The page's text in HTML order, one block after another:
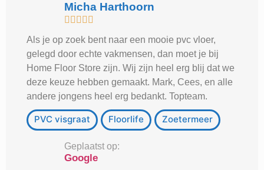
Micha Harthoorn
    
Als je op zoek bent naar een mooie pvc vloer,
gelegd door echte vakmensen, dan moet je bij
Home Floor Store zijn. Wij zijn heel erg blij dat we
deze keuze hebben gemaakt. Mark, Cees, en alle
andere jongens heel erg bedankt. Topteam.
PVC visgraat Floorlife Zoetermeer
Geplaatst op:
Google